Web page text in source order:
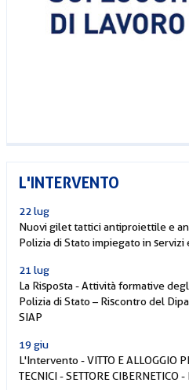
L'INTERVENTO
22 lug
Nuovi gilet tattici antiproiettile e
Polizia di Stato impiegato in servizi
21 lug
La Risposta - Attività formative
Polizia di Stato – Riscontro del
SIAP
19 giu
L'Intervento - VITTO E ALLOGGIO
TECNICI - SETTORE CIBERNETICO